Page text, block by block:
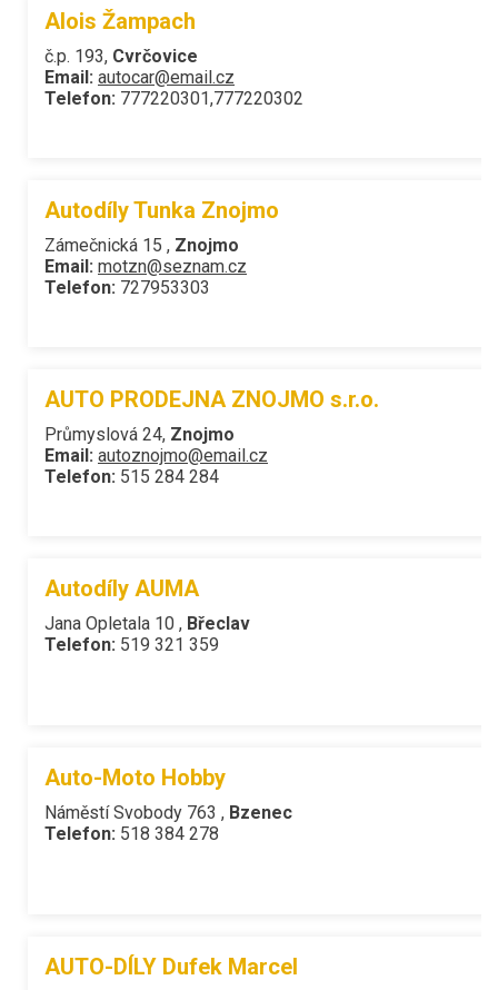
Alois Žampach
č.p. 193, Cvrčovice
Email: autocar@email.cz
Telefon: 777220301,777220302
Autodíly Tunka Znojmo
Zámečnická 15 , Znojmo
Email: motzn@seznam.cz
Telefon: 727953303
AUTO PRODEJNA ZNOJMO s.r.o.
Průmyslová 24, Znojmo
Email: autoznojmo@email.cz
Telefon: 515 284 284
Autodíly AUMA
Jana Opletala 10 , Břeclav
Telefon: 519 321 359
Auto-Moto Hobby
Náměstí Svobody 763 , Bzenec
Telefon: 518 384 278
AUTO-DÍLY Dufek Marcel